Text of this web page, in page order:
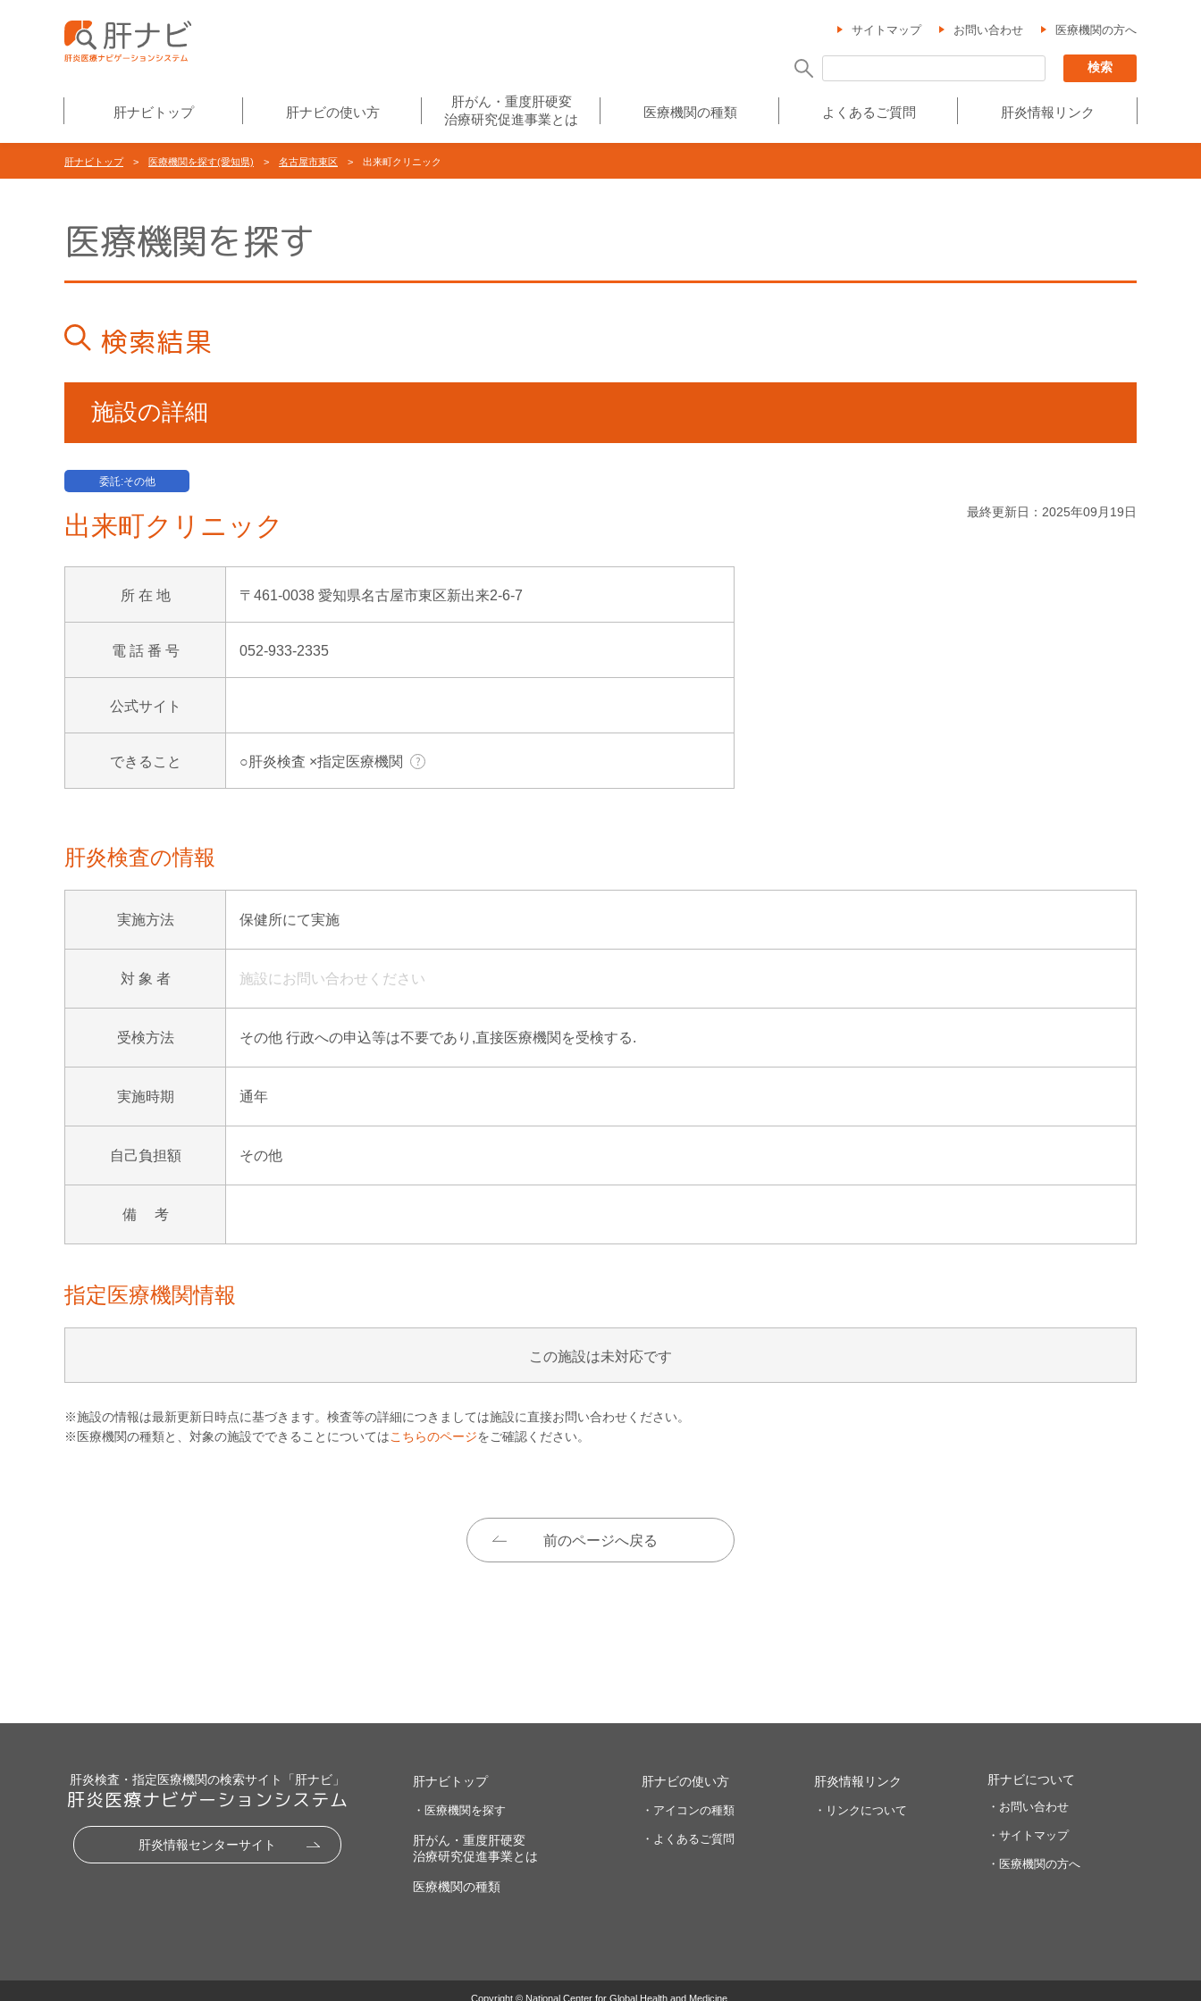
サイトマップ お問い合わせ 医療機関の方へ
肝ナビトップ 肝ナビの使い方
肝がん・重度肝硬変
治療研究促進事業とは
医療機関の種類 よくあるご質問 肝炎情報リンク
肝ナビトップ> 医療機関を探す(愛知県) > 名古屋市東区 > 出来町クリニック
医療機関を探す
検索結果
施設の詳細
委託:その他
出来町クリニック
所 在 地 〒461-0038 愛知県名古屋市東区新出来2-6-7
電 話 番 号 052-933-2335
公式サイト
できること ○肝炎検査 ×指定医療機関
最終更新日：2025年09月19日
肝炎検査の情報
実施方法 保健所にて実施
対 象 者 施設にお問い合わせください
受検方法 その他 行政への申込等は不要であり,直接医療機関を受検する.
実施時期 通年
自己負担額 その他
備 考
指定医療機関情報
この施設は未対応です
※施設の情報は最新更新日時点に基づきます。検査等の詳細につきましては施設に直接お問い合わせください。
※医療機関の種類と、対象の施設でできることについてはこちらのページをご確認ください。
前のページへ戻る
肝炎検査・指定医療機関の検索サイト「肝ナビ」
肝炎医療ナビゲーションシステム
肝炎情報センターサイト
肝ナビトップ
・医療機関を探す
肝がん・重度肝硬変
治療研究促進事業とは
医療機関の種類
肝ナビの使い方
・アイコンの種類
・よくあるご質問
肝炎情報リンク
・リンクについて
肝ナビについて
・お問い合わせ
・サイトマップ
・医療機関の方へ
Copyright © National Center for Global Health and Medicine.